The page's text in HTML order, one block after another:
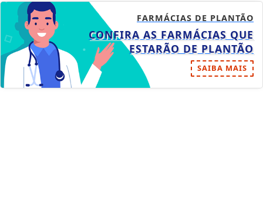
FARMÁCIAS DE PLANTÃO
CONFIRA AS FARMÁCIAS QUE
ESTARÃO DE PLANTÃO
SAIBA MAIS